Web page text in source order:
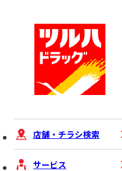
店舗・チラシ検索
サービス